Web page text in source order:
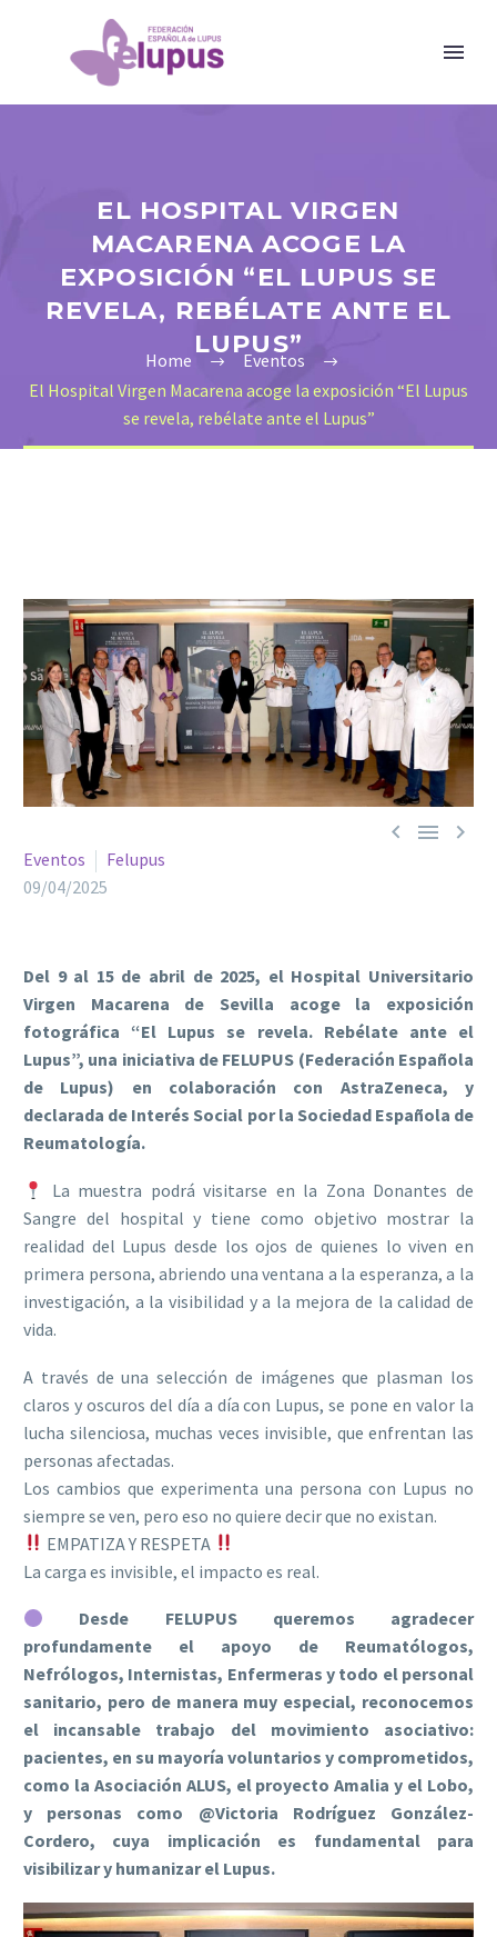
EL HOSPITAL VIRGEN
MACARENA ACOGE LA
EXPOSICIÓN “EL LUPUS SE
REVELA, REBÉLATE ANTE EL
LUPUS”
Home
Eventos
El Hospital Virgen Macarena acoge la exposición “El Lupus
se revela, rebélate ante el Lupus”
  
Eventos
Felupus
09/04/2025
Del 9 al 15 de abril de 2025, el Hospital Universitario
Virgen Macarena de Sevilla acoge la exposición
fotográfica “El Lupus se revela. Rebélate ante el
Lupus”, una iniciativa de FELUPUS (Federación Española
de Lupus) en colaboración con AstraZeneca, y
declarada de Interés Social por la Sociedad Española de
Reumatología.
La muestra podrá visitarse en la Zona Donantes de
Sangre del hospital y tiene como objetivo mostrar la
realidad del Lupus desde los ojos de quienes lo viven en
primera persona, abriendo una ventana a la esperanza, a la
investigación, a la visibilidad y a la mejora de la calidad de
vida.
A través de una selección de imágenes que plasman los
claros y oscuros del día a día con Lupus, se pone en valor la
lucha silenciosa, muchas veces invisible, que enfrentan las
personas afectadas.
Los cambios que experimenta una persona con Lupus no
siempre se ven, pero eso no quiere decir que no existan.
EMPATIZA Y RESPETA
La carga es invisible, el impacto es real.
Desde FELUPUS queremos agradecer
profundamente el apoyo de Reumatólogos,
Nefrólogos, Internistas, Enfermeras y todo el personal
sanitario, pero de manera muy especial, reconocemos
el incansable trabajo del movimiento asociativo:
pacientes, en su mayoría voluntarios y comprometidos,
como la Asociación ALUS, el proyecto Amalia y el Lobo,
y personas como @Victoria Rodríguez González-
Cordero, cuya implicación es fundamental para
visibilizar y humanizar el Lupus.